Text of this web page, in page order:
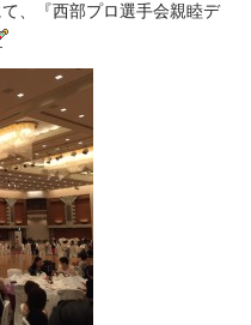
、『西部プロ選手会親睦デ